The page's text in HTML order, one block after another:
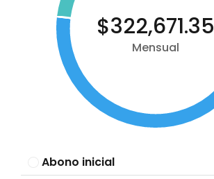
$322,671.35
Mensual
Abono inicial